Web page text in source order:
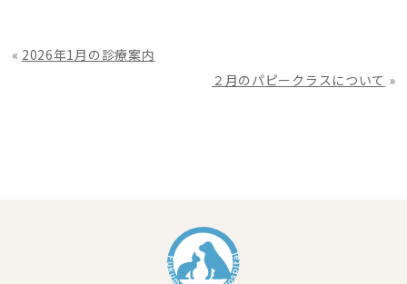
« 2026年1月の診療案内
２月のパピークラスについて »